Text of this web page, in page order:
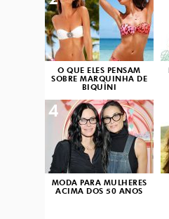
O QUE ELES PENSAM
SOBRE MARQUINHA DE
BIQUÍNI
MODA PARA MULHERES
ACIMA DOS 50 ANOS
4